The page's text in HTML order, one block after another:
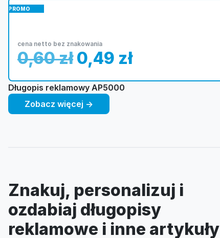
PROMO
cena netto bez znakowania
0,60zł 0,49 zł
Długopis reklamowy AP5000
Zobacz więcej →
Znakuj, personalizuj i
ozdabiaj długopisy
reklamowe i inne artykuły